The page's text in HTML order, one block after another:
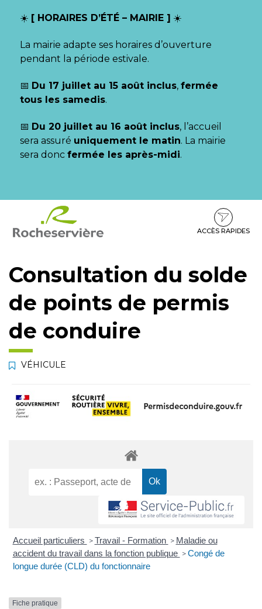
☀️ [ HORAIRES D’ÉTÉ – MAIRIE ] ☀️
La mairie adapte ses horaires d’ouverture
pendant la période estivale.
📅 Du 17 juillet au 15 août inclus, fermée
tous les samedis.
📅 Du 20 juillet au 16 août inclus, l’accueil
sera assuré uniquement le matin. La mairie
sera donc fermée les après-midi.
contenu
pied
ACCÈS RAPIDES
Consultation du solde
de points de permis
de conduire
VÉHICULE
Accueil particuliers > Travail - Formation > Maladie ou
accident du travail dans la fonction publique > Congé de
longue durée (CLD) du fonctionnaire
Fiche pratique